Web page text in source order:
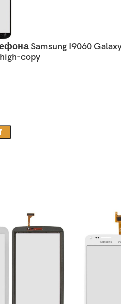
Samsung I9060
copy